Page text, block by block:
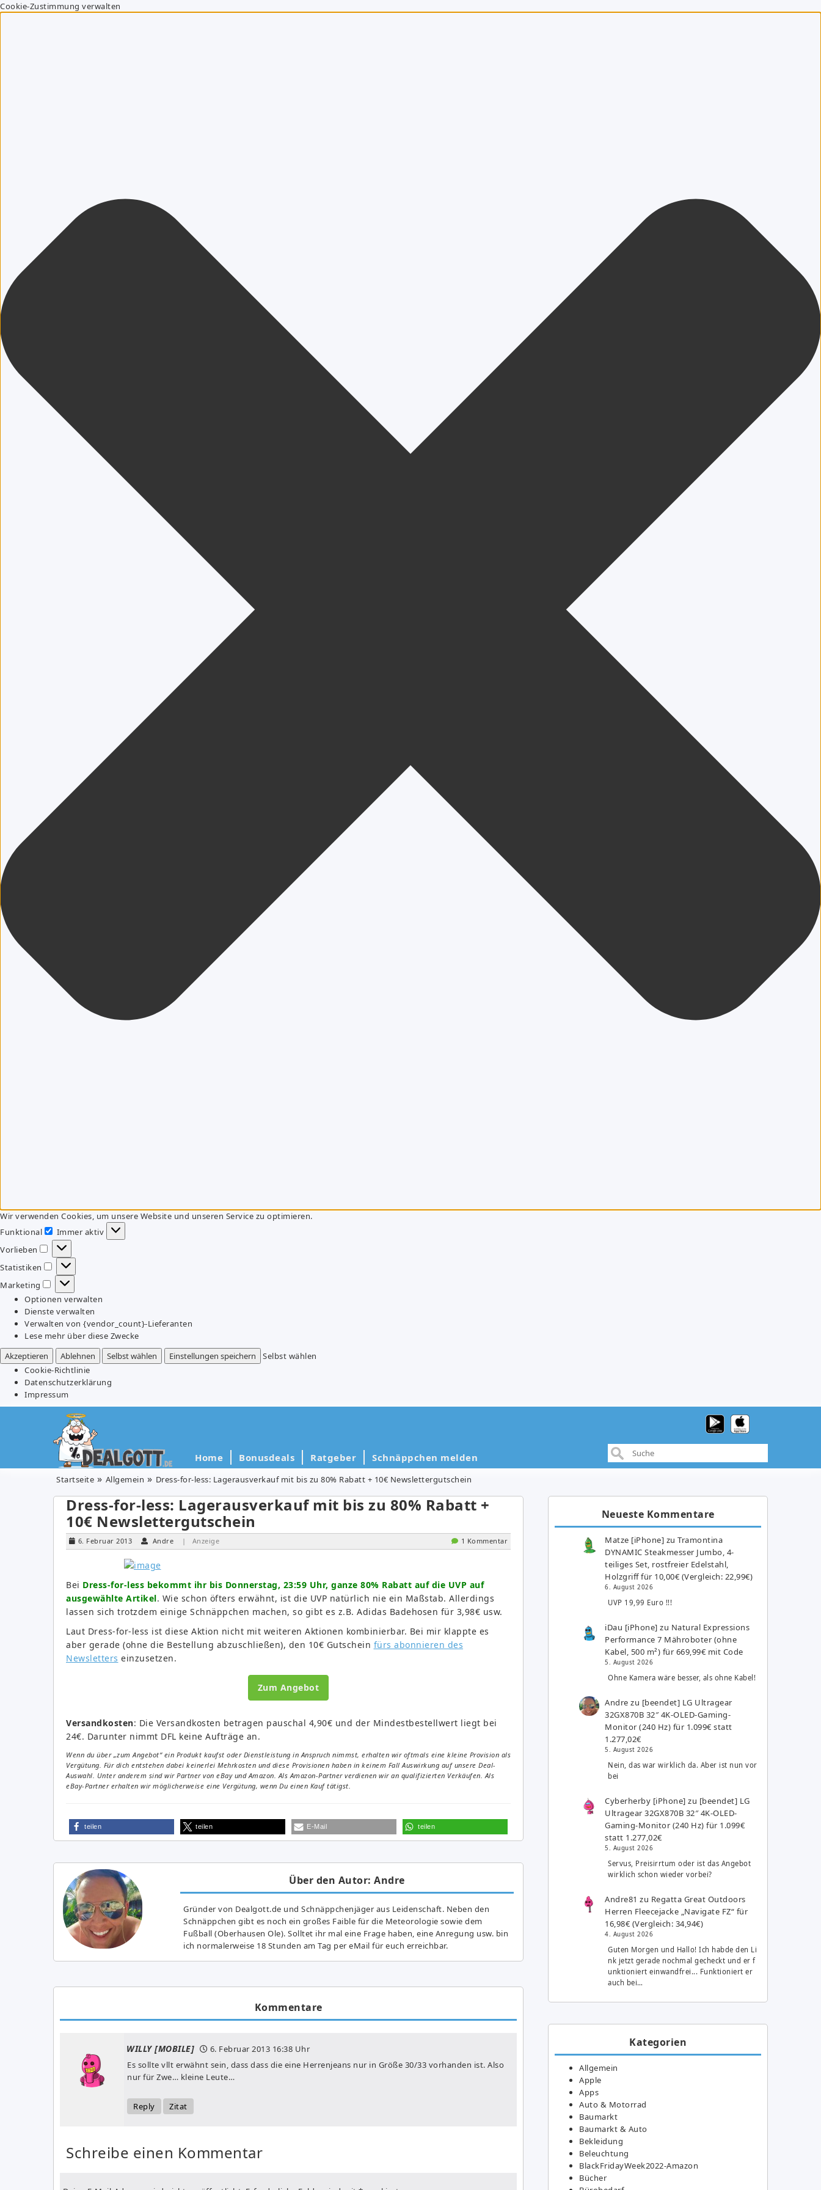
Cookie-Zustimmung verwalten
Wir verwenden Cookies, um unsere Website und unseren Service zu optimieren.
Funktional
Funktional
Immer aktiv
Vorlieben
Vorlieben
Statistiken
Statistiken
Marketing
Marketing
Optionen verwalten
Dienste verwalten
Verwalten von {vendor_count}-Lieferanten
Lese mehr über diese Zwecke
Akzeptieren
Ablehnen Selbst wählen Einstellungen speichern
Selbst wählen
Cookie-Richtlinie
Datenschutzerklärung
Impressum
Home Bonusdeals Ratgeber Schnäppchen melden
Startseite Allgemein Dress-for-less: Lagerausverkauf mit bis zu 80% Rabatt + 10€ Newslettergutschein
Dress-for-less: Lagerausverkauf mit bis zu 80% Rabatt +
10€ Newslettergutschein
6. Februar 2013 Andre | Anzeige 1 Kommentar
Bei Dress-for-less bekommt ihr bis Donnerstag, 23:59 Uhr, ganze 80% Rabatt auf die UVP auf
ausgewählte Artikel. Wie schon öfters erwähnt, ist die UVP natürlich nie ein Maßstab. Allerdings
lassen sich trotzdem einige Schnäppchen machen, so gibt es z.B. Adidas Badehosen für 3,98€ usw.
Laut Dress-for-less ist diese Aktion nicht mit weiteren Aktionen kombinierbar. Bei mir klappte es
aber gerade (ohne die Bestellung abzuschließen), den 10€ Gutschein fürs abonnieren des
Newsletters einzusetzen.
Zum Angebot
Versandkosten: Die Versandkosten betragen pauschal 4,90€ und der Mindestbestellwert liegt bei
24€. Darunter nimmt DFL keine Aufträge an.
Wenn du über „zum Angebot“ ein Produkt kaufst oder Dienstleistung in Anspruch nimmst, erhalten wir oftmals eine kleine Provision als
Vergütung. Für dich entstehen dabei keinerlei Mehrkosten und diese Provisionen haben in keinem Fall Auswirkung auf unsere Deal-
Auswahl. Unter anderem sind wir Partner von eBay und Amazon. Als Amazon-Partner verdienen wir an qualifizierten Verkäufen. Als
eBay-Partner erhalten wir möglicherweise eine Vergütung, wenn Du einen Kauf tätigst.
teilen teilen E-Mail teilen
Über den Autor: Andre
Gründer von Dealgott.de und Schnäppchenjäger aus Leidenschaft. Neben den
Schnäppchen gibt es noch ein großes Fai­ble für die Meteorologie sowie dem
Fußball (Oberhausen Ole). Solltet ihr mal eine Frage haben, eine Anregung usw. bin
ich normalerweise 18 Stunden am Tag per eMail für euch erreichbar.
Kommentare
WILLY [MOBILE] 6. Februar 2013 16:38 Uhr
Es sollte vllt erwähnt sein, dass dass die eine Herrenjeans nur in Größe 30/33 vorhanden ist. Also
nur für Zwe… kleine Leute…
Reply Zitat
Schreibe einen Kommentar
Neueste Kommentare
Matze [iPhone] zuTramontina
DYNAMIC Steakmesser Jumbo, 4-
teiliges Set, rostfreier Edelstahl,
Holzgriff für 10,00€ (Vergleich: 22,99€)
6. August 2026
UVP 19,99 Euro !!!
iDau [iPhone] zu Natural Expressions
Performance 7 Mähroboter (ohne
Kabel, 500 m²) für 669,99€ mit Code
5. August 2026
Ohne Kamera wäre besser, als ohne Kabel!
Andre zu [beendet] LG Ultragear
32GX870B 32″ 4K-OLED-Gaming-
Monitor (240 Hz) für 1.099€ statt
1.277,02€
5. August 2026
Nein, das war wirklich da. Aber ist nun vor
bei
Cyberherby [iPhone] zu [beendet] LG
Ultragear 32GX870B 32″ 4K-OLED-
Gaming-Monitor (240 Hz) für 1.099€
statt 1.277,02€
5. August 2026
Servus, Preisirrtum oder ist das Angebot
wirklich schon wieder vorbei?
Andre81 zu Regatta Great Outdoors
Herren Fleecejacke „Navigate FZ“ für
16,98€ (Vergleich: 34,94€)
4. August 2026
Guten Morgen und Hallo! Ich habde den Li
nk jetzt gerade nochmal gecheckt und er f
unktioniert einwandfrei... Funktioniert er
auch bei…
Kategorien
Allgemein
Apple
Apps
Auto & Motorrad
Baumarkt
Baumarkt & Auto
Bekleidung
Beleuchtung
BlackFridayWeek2022-Amazon
Bücher